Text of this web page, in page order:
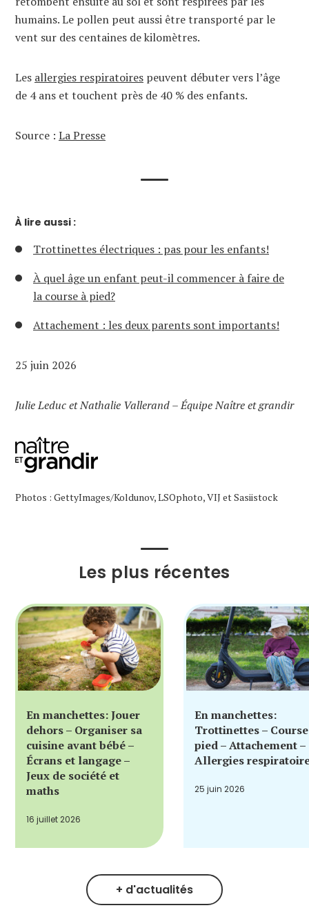
humains. Le pollen peut aussi être transporté par le
vent sur des centaines de kilomètres.
Les allergies respiratoires peuvent débuter vers l’âge
de 4 ans et touchent près de 40 % des enfants.
Source : La Presse
À lire aussi :
Trottinettes électriques : pas pour les enfants!
À quel âge un enfant peut-il commencer à faire de
la course à pied?
Attachement : les deux parents sont importants!
25 juin 2026
Julie Leduc et Nathalie Vallerand – Équipe Naître et grandir
Photos : GettyImages/Koldunov, LSOphoto, VIJ et Sasiistock
Les plus récentes
En manchettes: Jouer
dehors – Organiser sa
cuisine avant bébé –
Écrans et langage –
Jeux de société et
maths
16 juillet 2026
En manchettes:
Trottinettes –
pied – Attachement –
Allergies
25 juin 2026
+ d'actualités